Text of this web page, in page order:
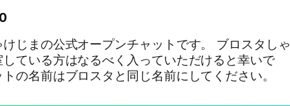
じまの公式オープンチャットです。 ブロスタしゃ
ている方はなるべく入っていただけると幸いで
の名前はブロスタと同じ名前にしてください。